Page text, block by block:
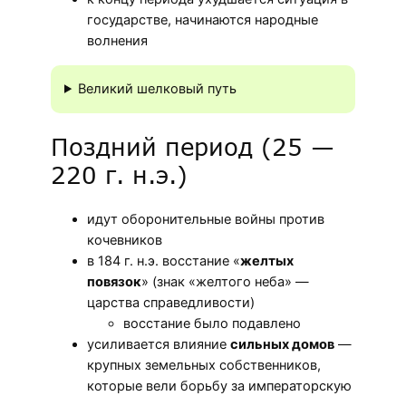
государстве, начинаются народные
волнения
Великий шелковый путь
Поздний период (25 —
220 г. н.э.)
идут оборонительные войны против
кочевников
в 184 г. н.э. восстание «желтых
повязок» (знак «желтого неба» —
царства справедливости)
восстание было подавлено
усиливается влияние сильных домов —
крупных земельных собственников,
которые вели борьбу за императорскую